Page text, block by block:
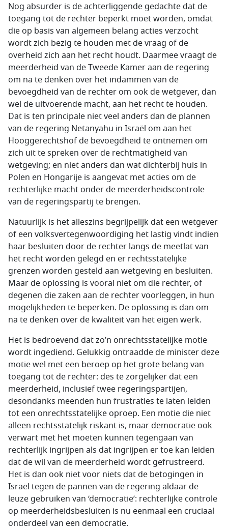
Nog absurder is de achterliggende gedachte dat de
toegang tot de rechter beperkt moet worden, omdat
die op basis van algemeen belang acties verzocht
wordt zich bezig te houden met de vraag of de
overheid zich aan het recht houdt. Daarmee vraagt de
meerderheid van de Tweede Kamer aan de regering
om na te denken over het indammen van de
bevoegdheid van de rechter om ook de wetgever, dan
wel de uitvoerende macht, aan het recht te houden.
Dat is ten principale niet veel anders dan de plannen
van de regering Netanyahu in Israël om aan het
Hooggerechtshof de bevoegdheid te ontnemen om
zich uit te spreken over de rechtmatigheid van
wetgeving; en niet anders dan wat dichterbij huis in
Polen en Hongarije is aangevat met acties om de
rechterlijke macht onder de meerderheidscontrole
van de regeringspartij te brengen.
Natuurlijk is het alleszins begrijpelijk dat een wetgever
of een volksvertegenwoordiging het lastig vindt indien
haar besluiten door de rechter langs de meetlat van
het recht worden gelegd en er rechtsstatelijke
grenzen worden gesteld aan wetgeving en besluiten.
Maar de oplossing is vooral niet om die rechter, of
degenen die zaken aan de rechter voorleggen, in hun
mogelijkheden te beperken. De oplossing is dan om
na te denken over de kwaliteit van het eigen werk.
Het is bedroevend dat zo’n onrechtsstatelijke motie
wordt ingediend. Gelukkig ontraadde de minister deze
motie wel met een beroep op het grote belang van
toegang tot de rechter: des te zorgelijker dat een
meerderheid, inclusief twee regeringspartijen,
desondanks meenden hun frustraties te laten leiden
tot een onrechtsstatelijke oproep. Een motie die niet
alleen rechtsstatelijk riskant is, maar democratie ook
verwart met het moeten kunnen tegengaan van
rechterlijk ingrijpen als dat ingrijpen er toe kan leiden
dat de wil van de meerderheid wordt gefrustreerd.
Het is dan ook niet voor niets dat de betogingen in
Israël tegen de pannen van de regering aldaar de
leuze gebruiken van ‘democratie’: rechterlijke controle
op meerderheidsbesluiten is nu eenmaal een cruciaal
onderdeel van een democratie.